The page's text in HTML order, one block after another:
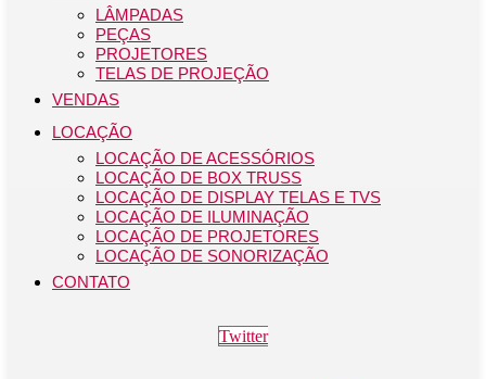
LÂMPADAS
PEÇAS
PROJETORES
TELAS DE PROJEÇÃO
VENDAS
LOCAÇÃO
LOCAÇÃO DE ACESSÓRIOS
LOCAÇÃO DE BOX TRUSS
LOCAÇÃO DE DISPLAY TELAS E TVS
LOCAÇÃO DE ILUMINAÇÃO
LOCAÇÃO DE PROJETORES
LOCAÇÃO DE SONORIZAÇÃO
CONTATO
Twitter